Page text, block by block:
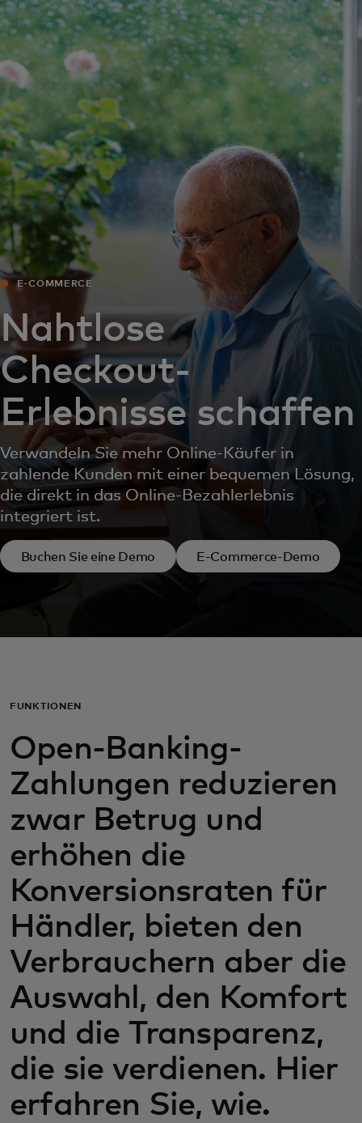
Für Sie
Für Unternehmen
Für die Welt
Für Innovatoren
Neuigkeiten und Trends
E-COMMERCE
Nahtlose
Checkout-
Erlebnisse schaffen
Verwandeln Sie mehr Online-Käufer in
zahlende Kunden mit einer bequemen Lösung,
die direkt in das Online-Bezahlerlebnis
integriert ist.
Buchen Sie eine Demo E-Commerce-Demo
FUNKTIONEN
Open-Banking-
Zahlungen reduzieren
zwar Betrug und
erhöhen die
Konversionsraten für
Händler, bieten den
Verbrauchern aber die
Auswahl, den Komfort
und die Transparenz,
die sie verdienen. Hier
erfahren Sie, wie.